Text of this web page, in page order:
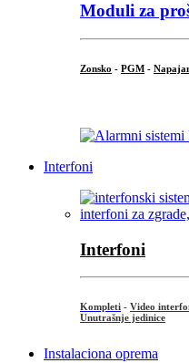
Moduli za
Zonsko - PGM -
Interfoni
Interfoni
Kompleti - Video
Unutrašnje jedinice
Instalaciona oprema